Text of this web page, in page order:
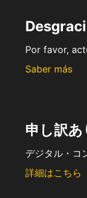
Por favor,
Saber más
申し訳
デジタル・コ
詳細はこちら